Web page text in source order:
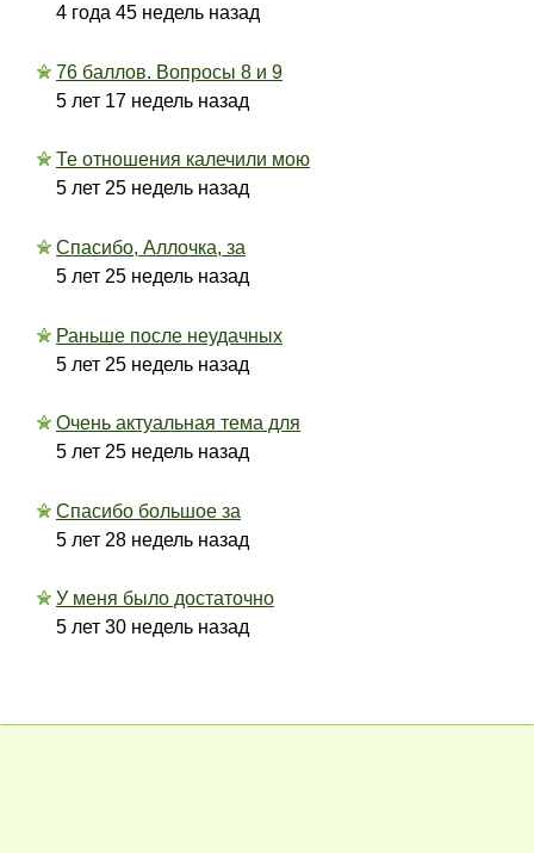
4 года 45 недель назад
76 баллов. Вопросы 8 и 9
5 лет 17 недель назад
Те отношения калечили мою
5 лет 25 недель назад
Спасибо, Аллочка, за
5 лет 25 недель назад
Раньше после неудачных
5 лет 25 недель назад
Очень актуальная тема для
5 лет 25 недель назад
Спасибо большое за
5 лет 28 недель назад
У меня было достаточно
5 лет 30 недель назад